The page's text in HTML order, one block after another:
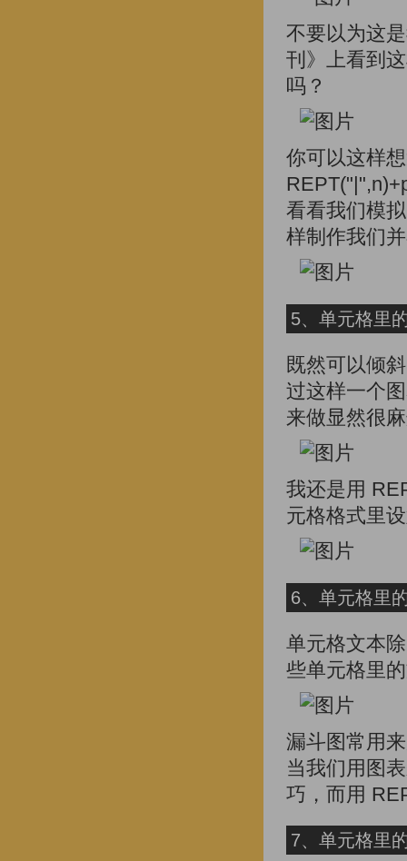
不要以为这
刊》上看到
吗？
你可以这样
看看我们模
样制作我们
5、单元格里
既然可以倾
过这样一个
来做显然很
我还是用
元格格式里
6、单元格里
单元格文本
些单元格里
漏斗图常用
当我们用图
巧，而用
7、单元格里